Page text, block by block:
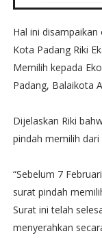
Hal ini
Kota Padang Riki
Memilih kepada
Padang, Balaikota
Dijelaskan Riki
pindah memilih
“Sebelum 7
surat pindah
Surat ini telah
menyerahkan